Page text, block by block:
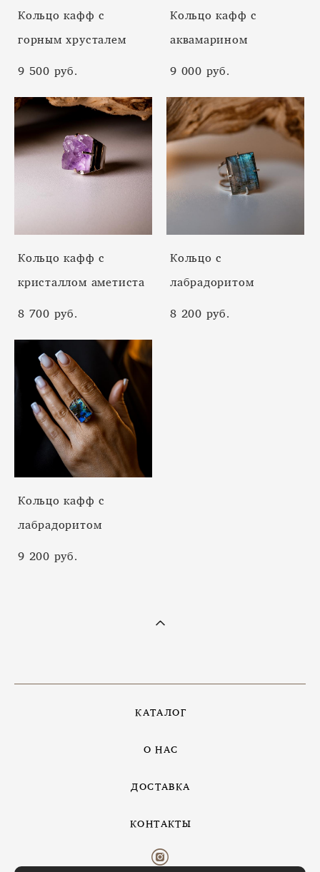
Кольцо кафф с
горным хрусталем
9 500 pуб.
Кольцо кафф с
аквамарином
9 000 pуб.
Кольцо кафф с
кристаллом аметиста
8 700 pуб.
Кольцо с
лабрадоритом
8 200 pуб.
Кольцо кафф с
лабрадоритом
9 200 pуб.
КАТАЛОГ
О НАС
ДОСТАВКА
КОНТАКТЫ